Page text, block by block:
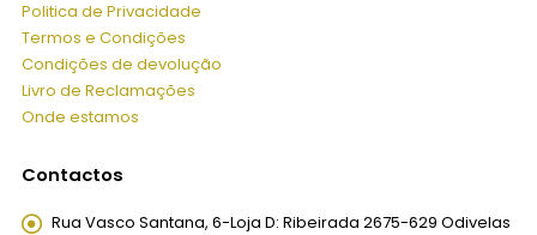
Politica de Privacidade
Termos e Condições
Condições de devolução
Livro de Reclamações
Onde estamos
Contactos
Rua Vasco Santana, 6-Loja D: Ribeirada 2675-629 Odivelas